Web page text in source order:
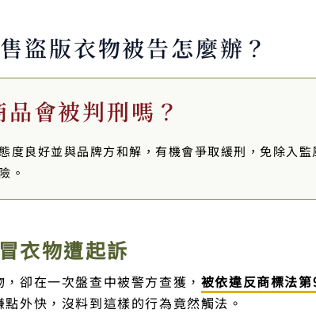
盜版衣物被告怎麼辦？
會被判刑嗎？
度良好並與品牌方和解，有機會爭取緩刑，免除入監
險。
衣物遭起訴
卻在一次盤查中被警方查獲， 被依違反商標法
外快，沒料到這樣的行為竟然觸法。